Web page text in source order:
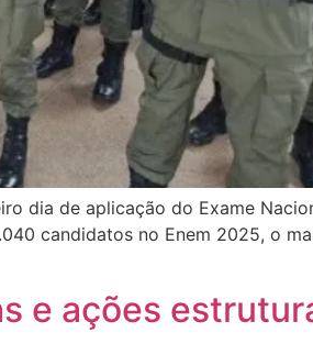
dia de aplicação do Exame
candidatos no Enem 2025, o
e ações